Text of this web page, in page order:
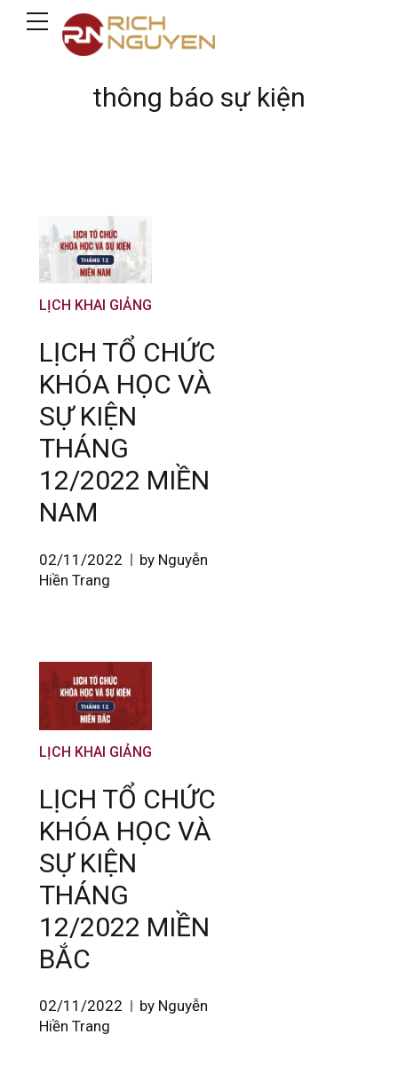
thông báo sự kiện
LỊCH KHAI GIẢNG
LỊCH TỔ CHỨC
KHÓA HỌC VÀ
SỰ KIỆN
THÁNG
12/2022 MIỀN
NAM
02/11/2022
by Nguyễn
Hiền Trang
LỊCH KHAI GIẢNG
LỊCH TỔ CHỨC
KHÓA HỌC VÀ
SỰ KIỆN
THÁNG
12/2022 MIỀN
BẮC
02/11/2022
by Nguyễn
Hiền Trang